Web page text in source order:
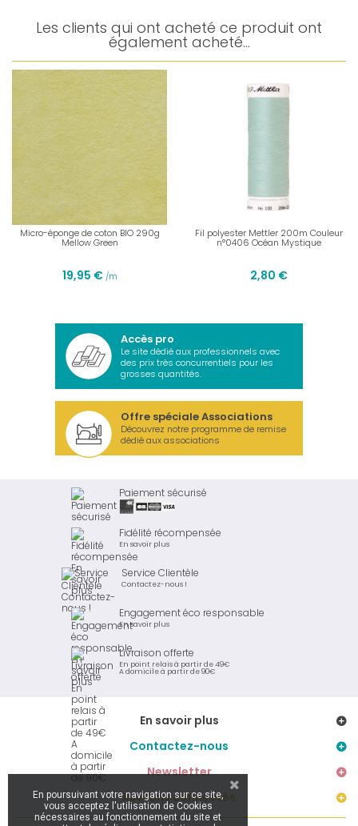
Les clients qui ont acheté ce produit ont
également acheté...
Micro-éponge de coton BIO 290g
Mellow Green
19,95 € /m
Fil polyester Mettler 200m Couleur
n°0406 Océan Mystique
2,80 €
Accès pro
Le site dédié aux professionnels avec
des prix très concurrentiels pour les
grosses quantités.
Offre spéciale Associations
Découvrez notre programme de remise
dédié aux associations
Paiement sécurisé
Fidélité récompensée
En savoir plus
Service Clientèle
Contactez-nous !
Engagement éco responsable
En savoir plus
Livraison offerte
En point relais à partir de 49€
A domicile à partir de 90€
En savoir plus
Contactez-nous
Newsletter
Restons connectés
En poursuivant votre navigation sur ce site,
vous acceptez l'utilisation de Cookies
nécessaires au fonctionnement du site et